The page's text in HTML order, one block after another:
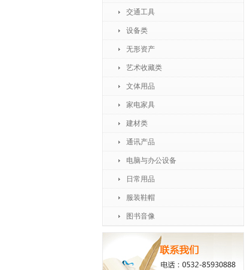
交通工具
设备类
无形资产
艺术收藏类
文体用品
家电家具
建材类
通讯产品
电脑与办公设备
日常用品
服装鞋帽
图书音像